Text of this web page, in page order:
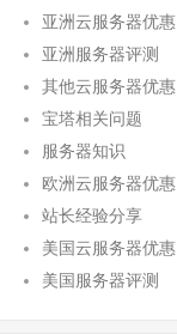
亚洲云服务器优惠
亚洲服务器评测
其他云服务器优惠
宝塔相关问题
服务器知识
欧洲云服务器优惠
站长经验分享
美国云服务器优惠
美国服务器评测